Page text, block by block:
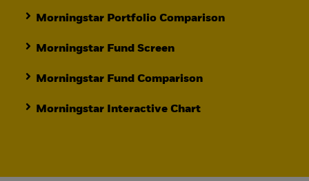
Morningstar Portfolio Comparison
Morningstar Fund Screen
Morningstar Fund Comparison
Morningstar Interactive Chart